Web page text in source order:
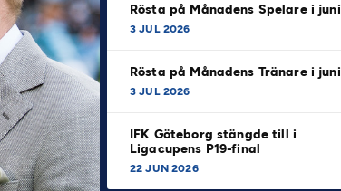
Rösta på Månadens Spelare i juni
3 JUL 2026
Rösta på Månadens Tränare i juni
3 JUL 2026
IFK Göteborg stängde till i
Ligacupens P19-final
22 JUN 2026